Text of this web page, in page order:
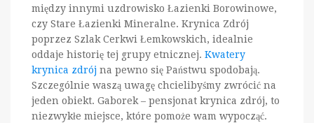
między innymi uzdrowisko Łazienki Borowinowe,
czy Stare Łazienki Mineralne. Krynica Zdrój
poprzez Szlak Cerkwi Łemkowskich, idealnie
oddaje historię tej grupy etnicznej. Kwatery
krynica zdrój na pewno się Państwu spodobają.
Szczególnie waszą uwagę chcielibyśmy zwrócić na
jeden obiekt. Gaborek – pensjonat krynica zdrój, to
niezwykłe miejsce, które pomoże wam wypocząć.